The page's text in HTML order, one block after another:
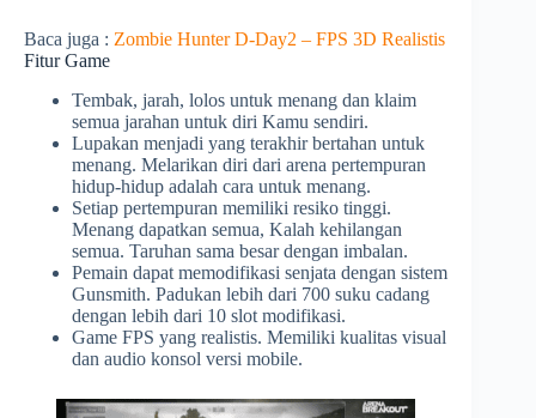
Baca juga : Zombie Hunter D-Day2 – FPS 3D Realistis
Fitur Game
Tembak, jarah, lolos untuk menang dan klaim
semua jarahan untuk diri Kamu sendiri.
Lupakan menjadi yang terakhir bertahan untuk
menang. Melarikan diri dari arena pertempuran
hidup-hidup adalah cara untuk menang.
Setiap pertempuran memiliki resiko tinggi.
Menang dapatkan semua, Kalah kehilangan
semua. Taruhan sama besar dengan imbalan.
Pemain dapat memodifikasi senjata dengan sistem
Gunsmith. Padukan lebih dari 700 suku cadang
dengan lebih dari 10 slot modifikasi.
Game FPS yang realistis. Memiliki kualitas visual
dan audio konsol versi mobile.